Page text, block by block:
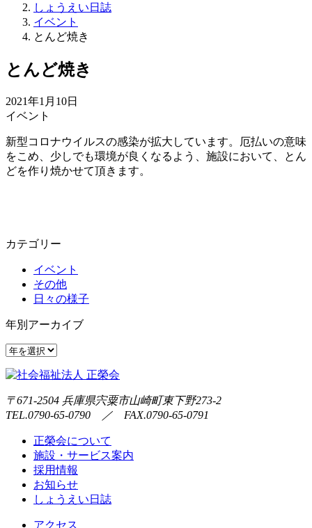
しょうえい日誌
イベント
とんど焼き
とんど焼き
2021年1月10日
イベント
新型コロナウイルスの感染が拡大しています。厄払いの意味
をこめ、少しでも環境が良くなるよう、施設において、とん
どを作り焼かせて頂きます。
カテゴリー
イベント
その他
日々の様子
年別アーカイブ
〒671-2504 兵庫県宍粟市山崎町東下野273-2
TEL.0790-65-0790 ／ FAX.0790-65-0791
正榮会について
施設・サービス案内
採用情報
お知らせ
しょうえい日誌
アクセス